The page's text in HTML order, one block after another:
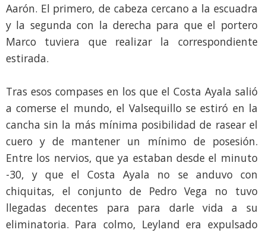
Aarón. El primero, de cabeza cercano a la escuadra
y la segunda con la derecha para que el portero
Marco tuviera que realizar la correspondiente
estirada.
Tras esos compases en los que el Costa Ayala salió
a comerse el mundo, el Valsequillo se estiró en la
cancha sin la más mínima posibilidad de rasear el
cuero y de mantener un mínimo de posesión.
Entre los nervios, que ya estaban desde el minuto
-30, y que el Costa Ayala no se anduvo con
chiquitas, el conjunto de Pedro Vega no tuvo
llegadas decentes para para darle vida a su
eliminatoria. Para colmo, Leyland era expulsado